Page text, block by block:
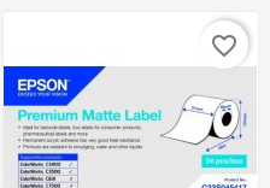
favorite_border